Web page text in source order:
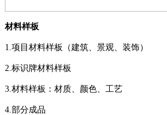
材料样板
1. 项目材料样板（建筑、景观、装饰）
2. 标识牌材料样板
3. 材料样板：材质、颜色、工艺
4. 部分成品